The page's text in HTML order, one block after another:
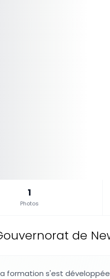
1
Photos
de
formation s'est